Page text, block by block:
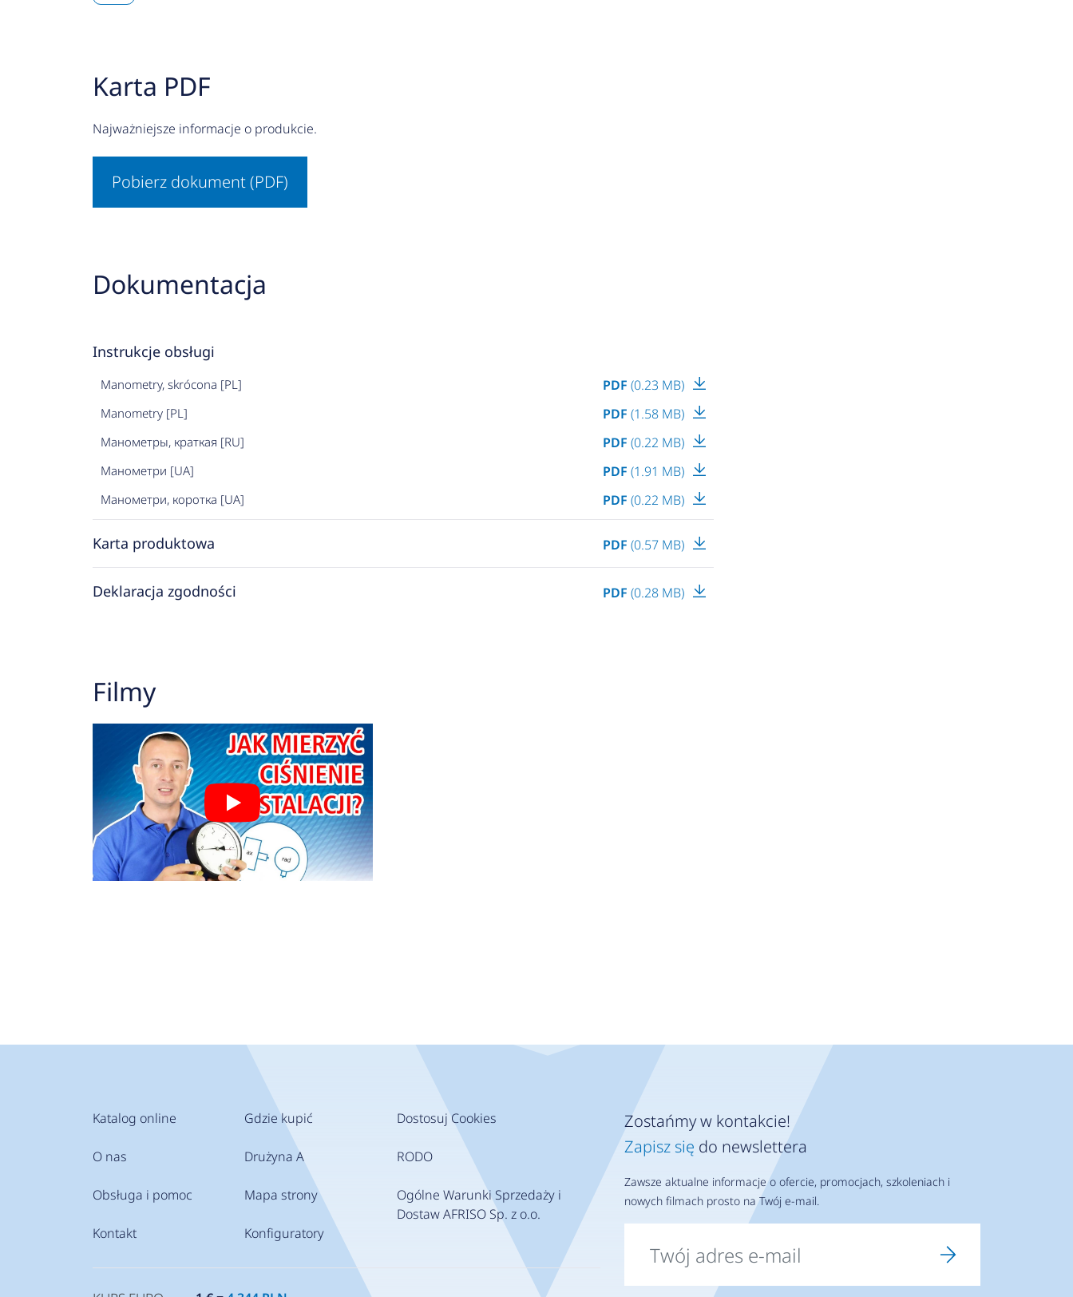
Karta PDF
Najważniejsze informacje o produkcie.
Pobierz dokument (PDF)
Dokumentacja
Instrukcje obsługi
Manometry, skrócona [PL] PDF (0.23 MB)
Manometry [PL] PDF (1.58 MB)
Манометры, краткая [RU] PDF (0.22 MB)
Манометри [UA] PDF (1.91 MB)
Манометри, коротка [UA] PDF (0.22 MB)
Karta produktowa PDF (0.57 MB)
Deklaracja zgodności PDF (0.28 MB)
Filmy
Katalog online
O nas
Obsługa i pomoc
Kontakt
Gdzie kupić
Drużyna A
Mapa strony
Konfiguratory
Dostosuj Cookies
RODO
Ogólne Warunki Sprzedaży i
Dostaw AFRISO Sp. z o.o.
Zostańmy w kontakcie!
Zapisz się do newslettera
Zawsze aktualne informacje o ofercie, promocjach, szkoleniach i
nowych filmach prosto na Twój e-mail.